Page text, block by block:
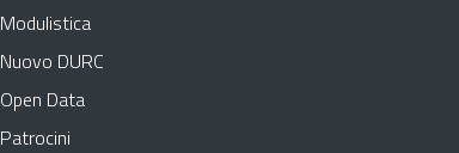
Modulistica
Nuovo DURC
Open Data
Patrocini